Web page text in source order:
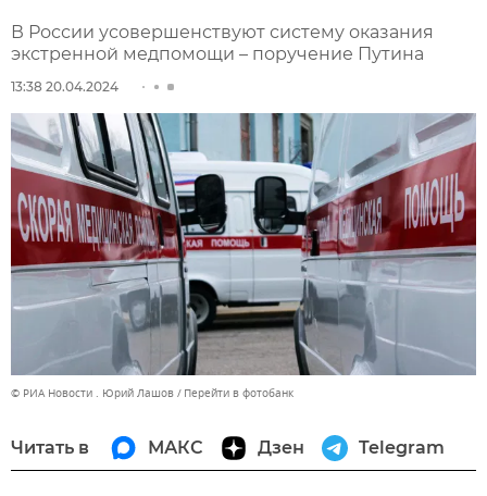
В России усовершенствуют систему оказания
экстренной медпомощи – поручение Путина
13:38 20.04.2024
© РИА Новости . Юрий Лашов Перейти в фотобанк
Читать в МАКС Дзен Telegram